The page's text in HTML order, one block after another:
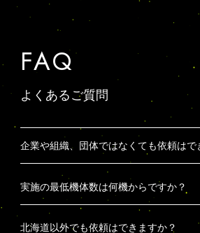
FAQ
よくあるご質問
企業や組織、団体ではなくても依頼はで
実施の最低機体数は何機からですか？
北海道以外でも依頼はできますか？